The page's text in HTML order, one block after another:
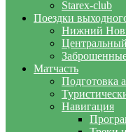
Starex-club
Поездки
Нижний
Матчасть
Подготовка
Навигация